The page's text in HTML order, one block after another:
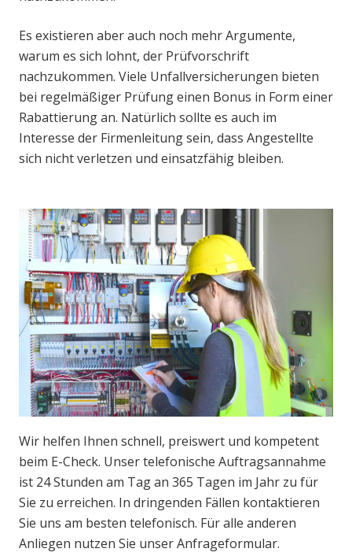
Es existieren aber auch noch mehr Argumente,
warum es sich lohnt, der Prüfvorschrift
nachzukommen. Viele Unfallversicherungen bieten
bei regelmäßiger Prüfung einen Bonus in Form einer
Rabattierung an. Natürlich sollte es auch im
Interesse der Firmenleitung sein, dass Angestellte
sich nicht verletzen und einsatzfähig bleiben.
Wir helfen Ihnen schnell, preiswert und kompetent
beim E-Check. Unser telefonische Auftragsannahme
ist 24 Stunden am Tag an 365 Tagen im Jahr zu für
Sie zu erreichen. In dringenden Fällen kontaktieren
Sie uns am besten telefonisch. Für alle anderen
Anliegen nutzen Sie unser Anfrageformular.